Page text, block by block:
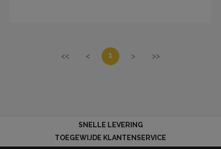
<< < 1 > >>
SNELLE LEVERING
TOEGEWIJDE KLANTENSERVICE